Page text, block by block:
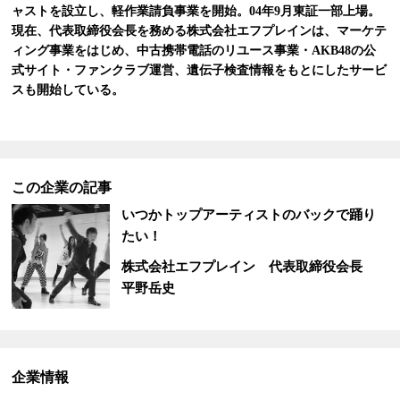
ャストを設立し、軽作業請負事業を開始。04年9月東証一部上場。
現在、代表取締役会長を務める株式会社エフプレインは、マーケテ
ィング事業をはじめ、中古携帯電話のリユース事業・AKB48の公
式サイト・ファンクラブ運営、遺伝子検査情報をもとにしたサービ
スも開始している。
この企業の記事
いつかトップアーティストのバックで踊り
たい！
株式会社エフプレイン
代表取締役会長
平野岳史
企業情報